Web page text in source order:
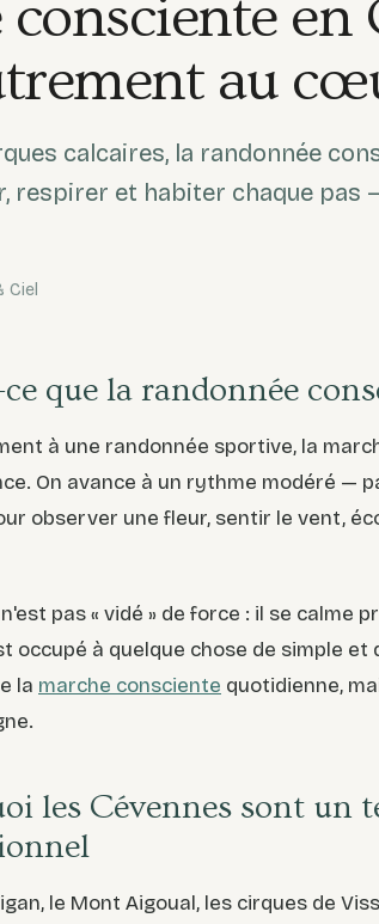
en
au
calcaires, la randonnée
respirer et habiter chaque pas
Ciel
que la randonnée
à une randonnée sportive, la
On avance à un rythme modéré —
observer une fleur, sentir le vent,
pas « vidé » de force : il se calme
occupé à quelque chose de simple et
la marche consciente quotidienne,
les Cévennes sont un
le Mont Aigoual, les cirques de